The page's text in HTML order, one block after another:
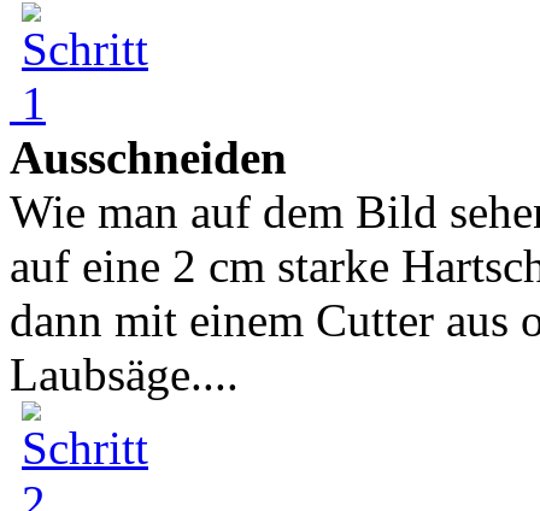
Ausschneiden
Wie man auf dem Bild
auf eine 2 cm starke
dann mit einem Cutter aus
Laubsäge....